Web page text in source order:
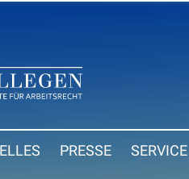
PRESSE SERVICE